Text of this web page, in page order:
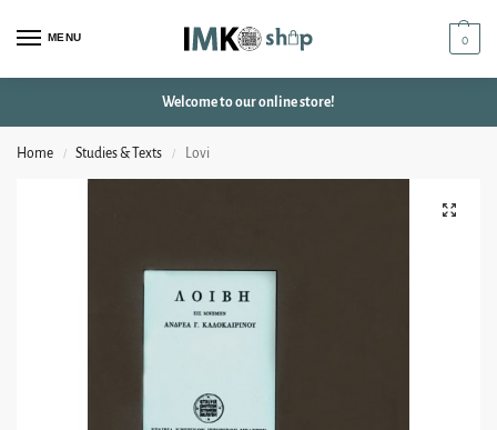
MENU 0
Welcome to our online store!
Home / Studies & Texts / Lovi